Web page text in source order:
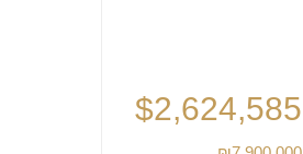
$2,624,585